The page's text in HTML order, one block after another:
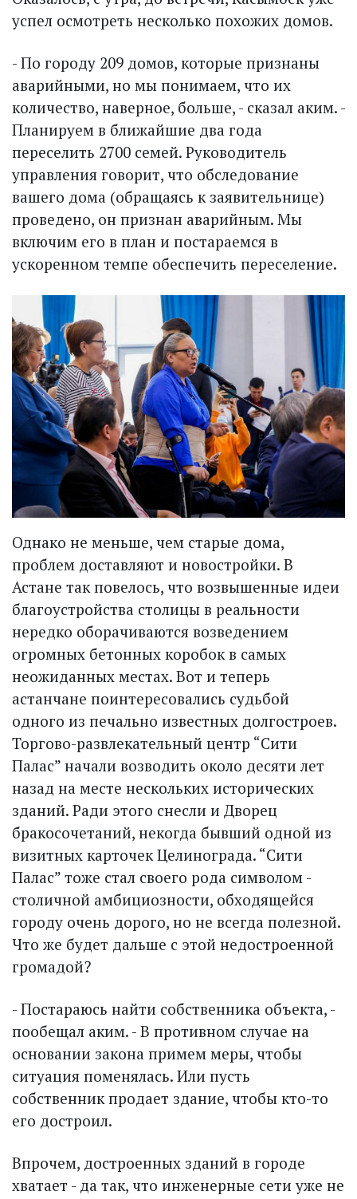
успел осмотреть несколько похожих домов.
- По городу 209 домов, которые признаны
аварийными, но мы понимаем, что их
количество, наверное, больше, - сказал аким. -
Планируем в ближайшие два года
переселить 2700 семей. Руководитель
управления говорит, что обследование
вашего дома (обращаясь к заявительнице)
проведено, он признан аварийным. Мы
включим его в план и постараемся в
ускоренном темпе обеспечить переселение.
Однако не меньше, чем старые дома,
проблем доставляют и новостройки. В
Астане так повелось, что возвышенные идеи
благо­устройства столицы в реальности
нередко оборачиваются возведением
огромных бетонных коробок в самых
неожиданных местах. Вот и теперь
астанчане поинтересовались судьбой
одного из печально известных долгостроев.
Торгово-развлекательный центр “Сити
Палас” начали возводить около десяти лет
назад на месте нескольких исторических
зданий. Ради этого снесли и Дворец
бракосочетаний, некогда бывший одной из
визитных карточек Целинограда. “Сити
Палас” тоже стал своего рода символом -
столичной амбициозности, обходящейся
городу очень дорого, но не всегда полезной.
Что же будет дальше с этой недостроенной
громадой?
- Постараюсь найти собственника объекта, -
пообещал аким. - В противном случае на
основании закона примем меры, чтобы
ситуация поменялась. Или пусть
собственник продает здание, чтобы кто-то
его достроил.
Впрочем, достроенных зданий в городе
хватает - да так, что инженерные сети уже не